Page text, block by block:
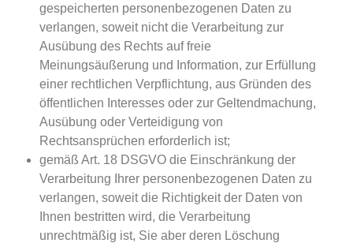
gespeicherten personenbezogenen Daten zu
verlangen, soweit nicht die Verarbeitung zur
Ausübung des Rechts auf freie
Meinungsäußerung und Information, zur Erfüllung
einer rechtlichen Verpflichtung, aus Gründen des
öffentlichen Interesses oder zur Geltendmachung,
Ausübung oder Verteidigung von
Rechtsansprüchen erforderlich ist;
gemäß Art. 18 DSGVO die Einschränkung der
Verarbeitung Ihrer personenbezogenen Daten zu
verlangen, soweit die Richtigkeit der Daten von
Ihnen bestritten wird, die Verarbeitung
unrechtmäßig ist, Sie aber deren Löschung